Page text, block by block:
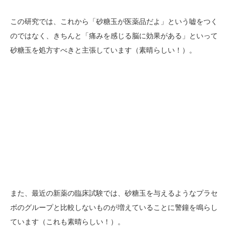
この研究では、これから「砂糖玉が医薬品だよ」という嘘をつく
のではなく、きちんと「痛みを感じる脳に効果がある」といって
砂糖玉を処方すべきと主張しています（素晴らしい！）。
また、最近の新薬の臨床試験では、砂糖玉を与えるようなプラセ
ボのグループと比較しないものが増えていることに警鐘を鳴らし
ています（これも素晴らしい！）。